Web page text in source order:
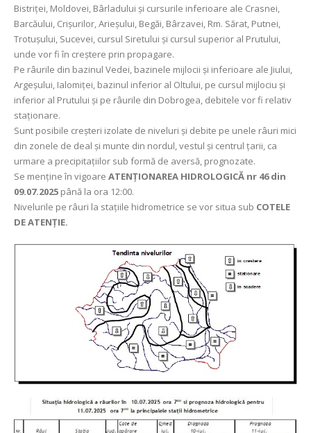
Bistriței, Moldovei, Bârladului și cursurile inferioare ale Crasnei,
Barcăului, Crișurilor, Arieșului, Begăi, Bârzavei, Rm. Sărat, Putnei,
Trotușului, Sucevei, cursul Siretului și cursul superior al Prutului,
unde vor fi în creștere prin propagare.
Pe râurile din bazinul Vedei, bazinele mijlocii și inferioare ale Jiului,
Argeșului, Ialomiței, bazinul inferior al Oltului, pe cursul mijlociu și
inferior al Prutului și pe râurile din Dobrogea, debitele vor fi relativ
staționare.
Sunt posibile creșteri izolate de niveluri și debite pe unele râuri mici
din zonele de deal și munte din nordul, vestul și centrul țarii, ca
urmare a precipitațiilor sub formă de aversă, prognozate.
Se menține în vigoare ATENȚIONAREA HIDROLOGICĂ nr 46 din
09.07.2025 până la ora 12:00.
Nivelurile pe râuri la stațiile hidrometrice se vor situa sub COTELE
DE ATENȚIE.